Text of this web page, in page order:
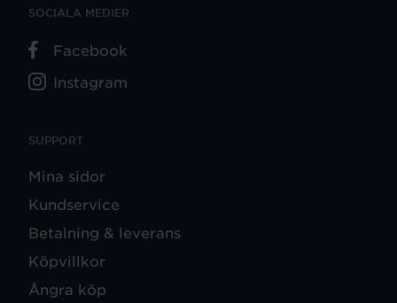
SUPPORT
Mina sidor
Kundservice
Betalning & leverans
Köpvillkor
Ångra köp
SOCIALA MEDIER
Facebook
Instagram